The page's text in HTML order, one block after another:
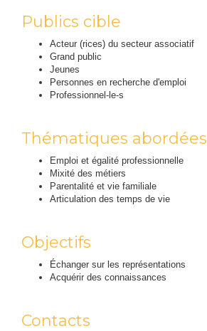
Publics cible
Acteur (rices) du secteur associatif
Grand public
Jeunes
Personnes en recherche d'emploi
Professionnel-le-s
Thématiques abordées
Emploi et égalité professionnelle
Mixité des métiers
Parentalité et vie familiale
Articulation des temps de vie
Objectifs
Échanger sur les représentations
Acquérir des connaissances
Contacts